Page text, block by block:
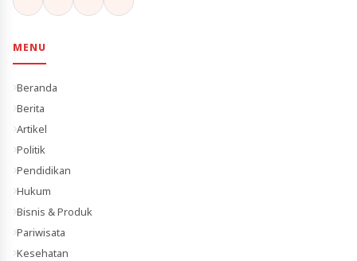
MENU
Beranda
Berita
Artikel
Politik
Pendidikan
Hukum
Bisnis & Produk
Pariwisata
Kesehatan